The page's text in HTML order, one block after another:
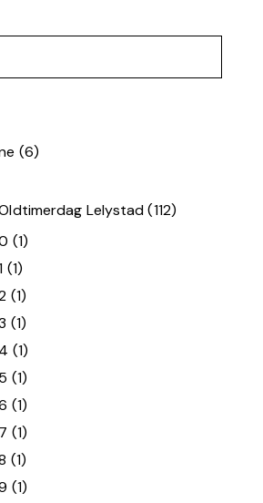
(6)
Lelystad(112)
(1)
(1)
(1)
(1)
(1)
(1)
(1)
(1)
(1)
(1)